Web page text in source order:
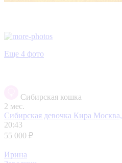
Еще 4 фото
Сибирская кошка
2 мес.
Сибирская девочка Кира
20:43
55 000 ₽
Ирина